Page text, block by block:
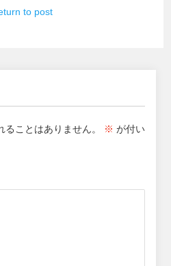
to post
ことはありません。 ※ が付い